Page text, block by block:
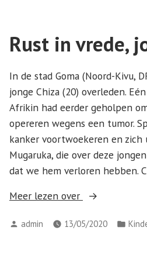
Rust in vrede,
In de stad Goma (Noord-Kivu,
jonge Chiza (20) overleden.
Afrikin had eerder geholpen
opereren wegens een tumor.
kanker voortwoekeren en zich
Mugaruka, die over deze
dat we hem verloren hebben.
Meer lezen over
admin 13/05/2020